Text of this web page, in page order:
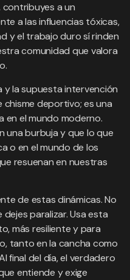
a un
a las influencias tóxicas,
y el trabajo duro sí rinden
comunidad que valora
la supuesta intervención
chisme deportivo; es una
en el mundo moderno.
una burbuja y que lo que
o en el mundo de los
resuenan en nuestras
de estas dinámicas. No
paralizar. Usa esta
más resiliente y para
tanto en la cancha como
final del día, el verdadero
entiende y exige